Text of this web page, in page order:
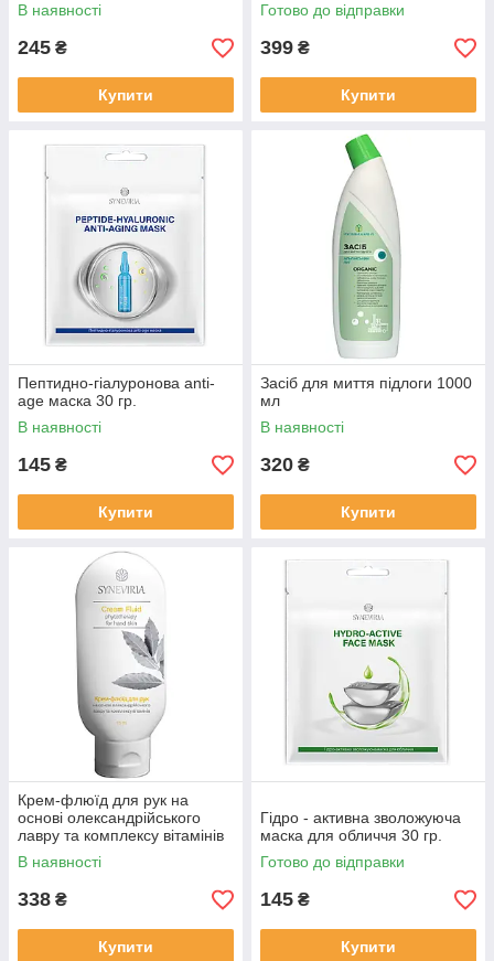
В наявності
245 ₴
Купити
Готово до відправки
399 ₴
Купити
Пептидно-гіалуронова anti-
age маска 30 гр.
В наявності
145 ₴
Купити
Засіб для миття підлоги 1000
мл
В наявності
320 ₴
Купити
Крем-флюїд для рук на
основі олександрійського
лавру та комплексу вітамінів
115 мл.
В наявності
338 ₴
Купити
Гідро - активна зволожуюча
маска для обличчя 30 гр.
Готово до відправки
145 ₴
Купити